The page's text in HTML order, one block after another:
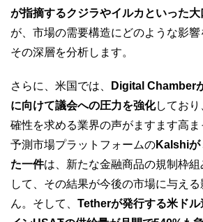
が指摘するクジラやイルカといった
が、市場の需要構造にどのような影響
その深層を分析します。
さらに、米国では、
Digital Chamber
に向けて議会への圧力を強化しており
確性を求める業界の声がますます高ま
予測市場プラットフォームのKalshiが
た一件は、新たな金融商品の規制枠
して、その結果が今後の市場に与え
ん。そして、 Tetherが発行する米ド